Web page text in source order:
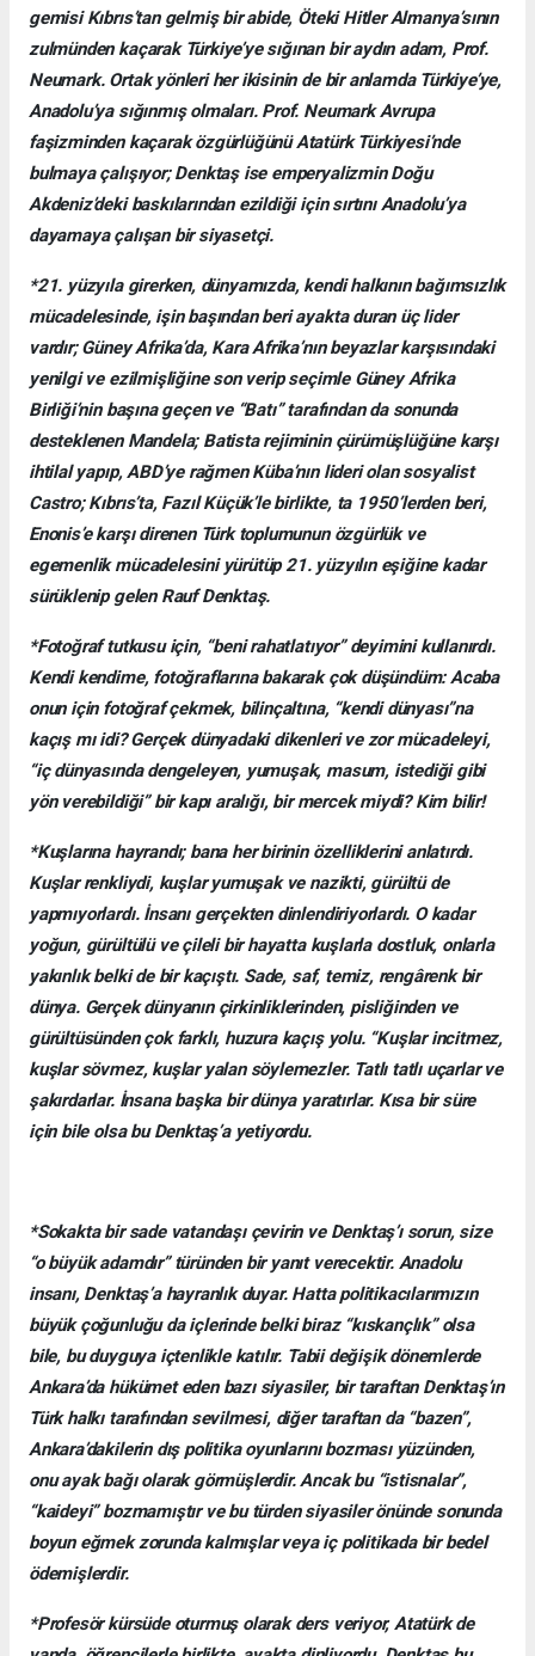
gemisi Kıbrıs’tan gelmiş bir abide, Öteki Hitler Almanya’sının
zulmünden kaçarak Türkiye’ye sığınan bir aydın adam, Prof.
Neumark. Ortak yönleri her ikisinin de bir anlamda Türkiye’ye,
Anadolu’ya sığınmış olmaları. Prof. Neumark Avrupa
faşizminden kaçarak özgürlüğünü Atatürk Türkiyesi’nde
bulmaya çalışıyor; Denktaş ise emperyalizmin Doğu
Akdeniz’deki baskılarından ezildiği için sırtını Anadolu’ya
dayamaya çalışan bir siyasetçi.
*21. yüzyıla girerken, dünyamızda, kendi halkının bağımsızlık
mücadelesinde, işin başından beri ayakta duran üç lider
vardır; Güney Afrika’da, Kara Afrika’nın beyazlar karşısındaki
yenilgi ve ezilmişliğine son verip seçimle Güney Afrika
Birliği’nin başına geçen ve “Batı” tarafından da sonunda
desteklenen Mandela; Batista rejiminin çürümüşlüğüne karşı
ihtilal yapıp, ABD’ye rağmen Küba’nın lideri olan sosyalist
Castro; Kıbrıs’ta, Fazıl Küçük’le birlikte, ta 1950’lerden beri,
Enonis’e karşı direnen Türk toplumunun özgürlük ve
egemenlik mücadelesini yürütüp 21. yüzyılın eşiğine kadar
sürüklenip gelen Rauf Denktaş.
*Fotoğraf tutkusu için, “beni rahatlatıyor” deyimini kullanırdı.
Kendi kendime, fotoğraflarına bakarak çok düşündüm: Acaba
onun için fotoğraf çekmek, bilinçaltına, “kendi dünyası”na
kaçış mı idi? Gerçek dünyadaki dikenleri ve zor mücadeleyi,
“iç dünyasında dengeleyen, yumuşak, masum, istediği gibi
yön verebildiği” bir kapı aralığı, bir mercek miydi? Kim bilir!
*Kuşlarına hayrandı; bana her birinin özelliklerini anlatırdı.
Kuşlar renkliydi, kuşlar yumuşak ve nazikti, gürültü de
yapmıyorlardı. İnsanı gerçekten dinlendiriyorlardı. O kadar
yoğun, gürültülü ve çileli bir hayatta kuşlarla dostluk, onlarla
yakınlık belki de bir kaçıştı. Sade, saf, temiz, rengârenk bir
dünya. Gerçek dünyanın çirkinliklerinden, pisliğinden ve
gürültüsünden çok farklı, huzura kaçış yolu. “Kuşlar incitmez,
kuşlar sövmez, kuşlar yalan söylemezler. Tatlı tatlı uçarlar ve
şakırdarlar. İnsana başka bir dünya yaratırlar. Kısa bir süre
için bile olsa bu Denktaş’a yetiyordu.
*Sokakta bir sade vatandaşı çevirin ve Denktaş’ı sorun, size
“o büyük adamdır” türünden bir yanıt verecektir. Anadolu
insanı, Denktaş’a hayranlık duyar. Hatta politikacılarımızın
büyük çoğunluğu da içlerinde belki biraz “kıskançlık” olsa
bile, bu duyguya içtenlikle katılır. Tabii değişik dönemlerde
Ankara’da hükümet eden bazı siyasiler, bir taraftan Denktaş’ın
Türk halkı tarafından sevilmesi, diğer taraftan da “bazen”,
Ankara’dakilerin dış politika oyunlarını bozması yüzünden,
onu ayak bağı olarak görmüşlerdir. Ancak bu “istisnalar”,
“kaideyi” bozmamıştır ve bu türden siyasiler önünde sonunda
boyun eğmek zorunda kalmışlar veya iç politikada bir bedel
ödemişlerdir.
*Profesör kürsüde oturmuş olarak ders veriyor, Atatürk de